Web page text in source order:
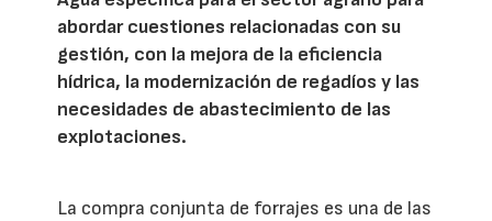
abordar cuestiones relacionadas con su
gestión, con la mejora de la eficiencia
hídrica, la modernización de regadíos y las
necesidades de abastecimiento de las
explotaciones.
La compra conjunta de forrajes es una de las